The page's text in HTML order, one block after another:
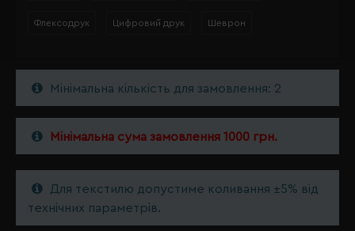
Флексодрук Цифровий друк Шеврон
Мінімальна кількість для замовлення: 2
Мінімальна сума замовлення 1000 грн.
Для текстилю допустиме коливання ±5% від
технічних параметрів.